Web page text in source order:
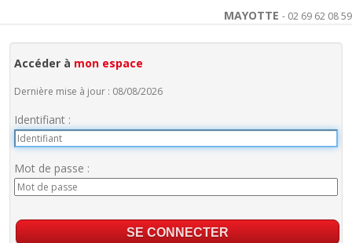
MAYOTTE - 02 69 62 08 59
Accéder à mon espace
Dernière mise à jour : 08/08/2026
Identifiant :
Mot de passe :